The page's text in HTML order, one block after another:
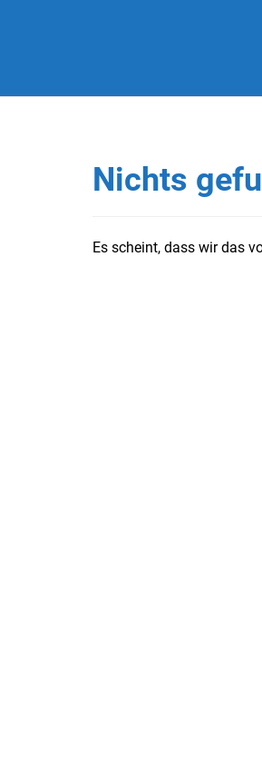
Nichts
Es scheint, dass wir das